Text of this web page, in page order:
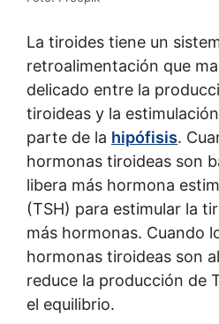
La tiroides tiene un
retroalimentación que
delicado entre la
tiroideas y la
parte de la hipófisis.
hormonas tiroideas son
libera más hormona
(TSH) para estimular la
más hormonas. Cuando
hormonas tiroideas son
reduce la producción de
el equilibrio.